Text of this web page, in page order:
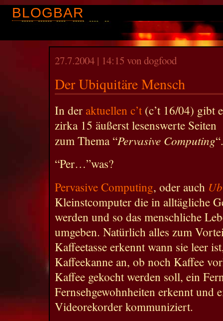
BLOGBAR
27.7.2004 | 14:15 von dogfood
Der Ubiquitäre Mensch
In der aktuellen c’t(c’t 16/04) gibt
zirka 15 äußerst lesenswerte Seiten
zum Thema “Pervasive Computing“.
“Per…”was?
Pervasive Computing, oder auch
Kleinstcomputer die in alltägliche
werden und so das menschliche
umgeben. Natürlich alles zum
Kaffeetasse erkennt wann sie leer
Kaffeekanne an, ob noch Kaffee
Kaffee gekocht werden soll, ein
Fernsehgewohnheiten erkennt und
Videorekorder kommuniziert.